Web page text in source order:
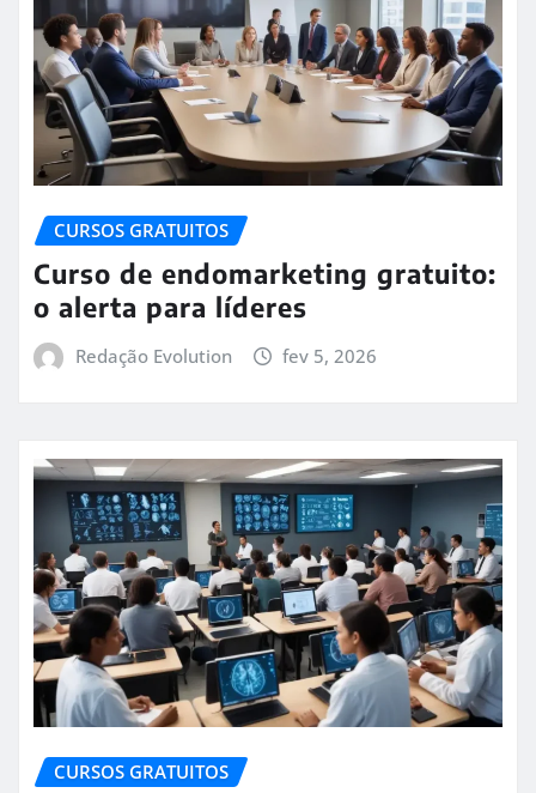
CURSOS GRATUITOS
Curso de endomarketing gratuito:
o alerta para líderes
Redação Evolution fev 5, 2026
CURSOS GRATUITOS